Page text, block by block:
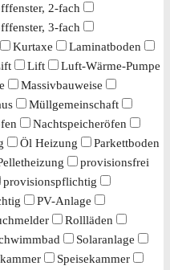
2-fach
3-fach
Kurtaxe
Laminatboden
Lift
Luft-Wärme-Pumpe
Massivbauweise
Müllgemeinschaft
Nachtspeicheröfen
Öl Heizung
Parkettboden
provisionsfrei
provisionspflichtig
PV-Anlage
Rollläden
Solaranlage
Speisekammer